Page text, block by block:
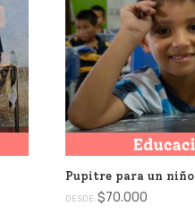
Pupitre para un niño
DESDE:$70.000